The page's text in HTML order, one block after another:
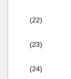
(22)
(23)
(24)